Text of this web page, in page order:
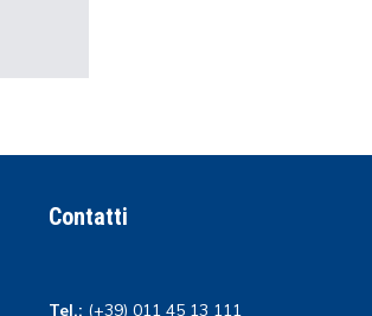
Contatti
Tel.: (+39) 011 45 13 111